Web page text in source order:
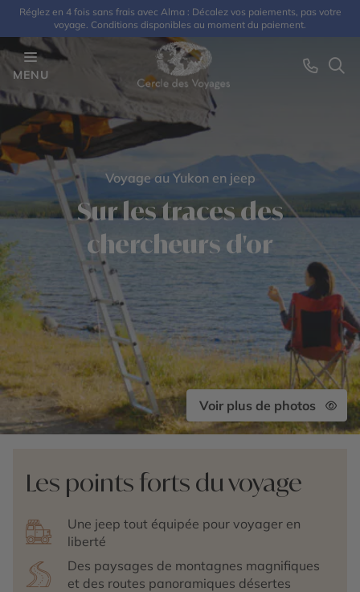
Réglez en 4 fois sans frais avec Alma : Décalez vos paiements, pas votre
voyage. Conditions disponibles au moment du paiement.
MENU
Voyage au Yukon en jeep
Sur les traces des
chercheurs d'or
Voir plus de photos
Les points forts du voyage
Une jeep tout équipée pour voyager en
liberté
Des paysages de montagnes magnifiques
et des routes panoramiques désertes